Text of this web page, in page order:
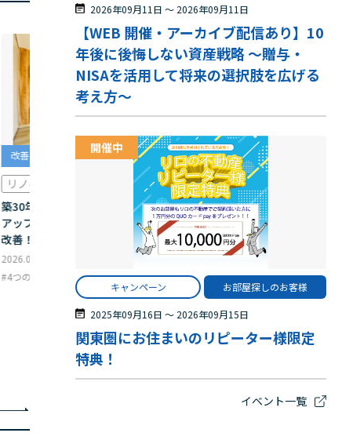
改善事例
リノベーション
築30年でも間取り変更のリノベで賃料
アップ＆即成約！外壁塗装に続く空室
改善！
2026.07.09
4つの空室対策
リーシング
改善事例
リフォーム
シンプルリフォームで
も刷新！既存フローリ
よりシックな空間に！
2026.07.09
4つの空室対策
リーシ
2026年09月11日 〜 2026年09月11日
【WEB 開催・アーカイブ配信あり】10
年後に後悔しない資産戦略 ～贈与・
NISAを活用して将来の選択肢を広げる
考え方～
開催中
キャンペーン お部屋探しのお客様
2025年09月16日 〜 2026年09月15日
関東圏にお住まいのリピーター様限定
特典！
イベント一覧